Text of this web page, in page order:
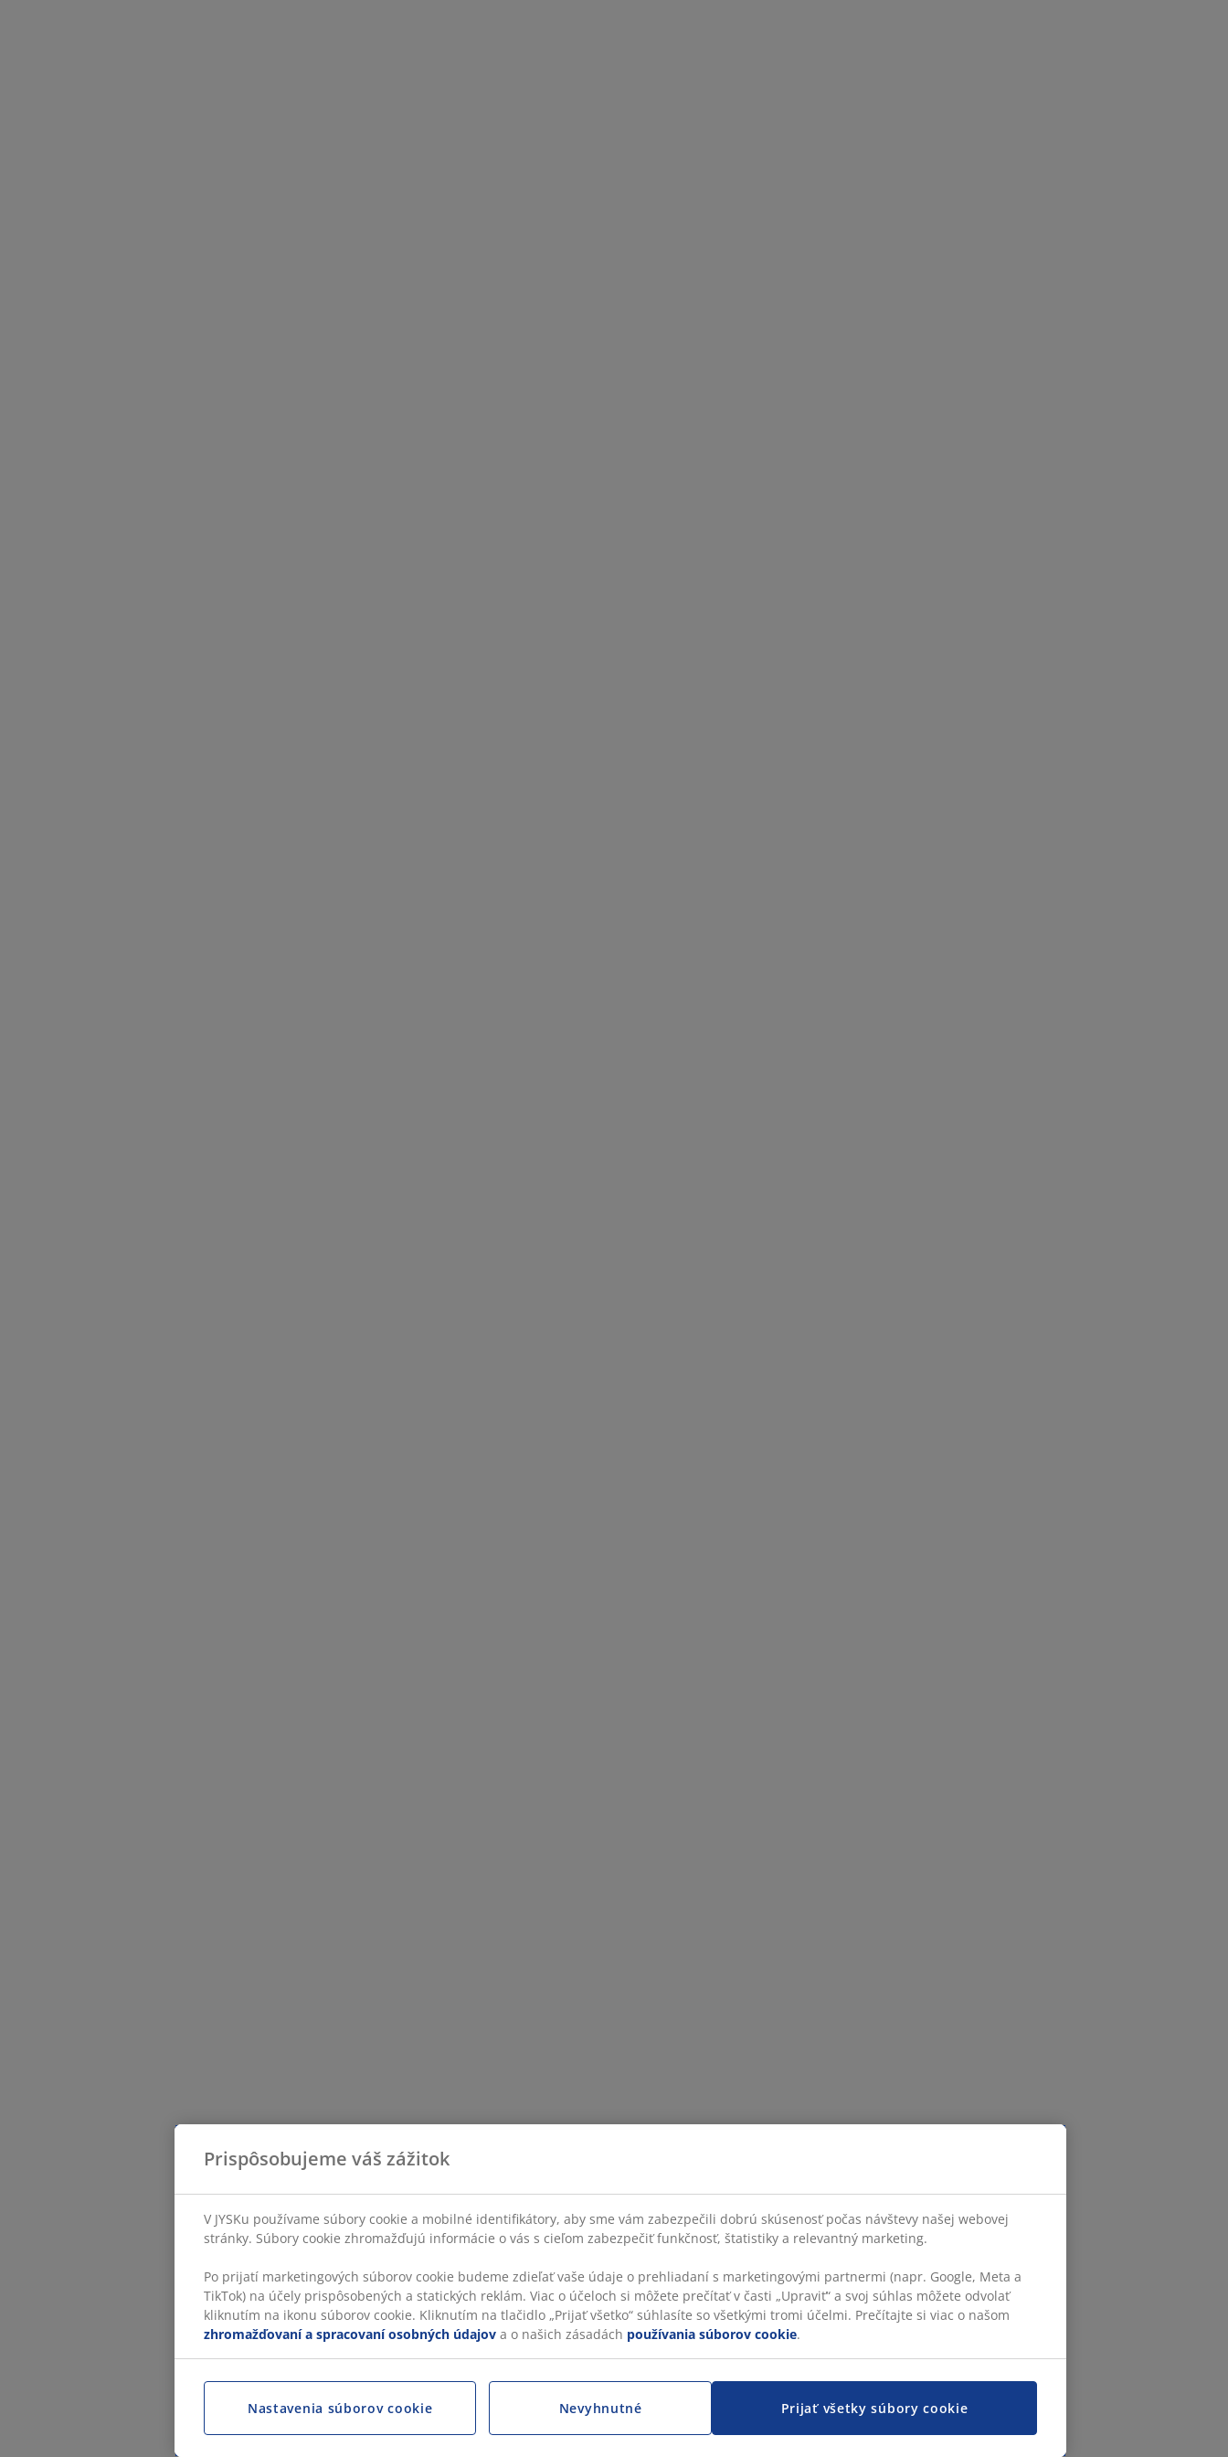
Prispôsobujeme váš zážitok
V JYSKu používame súbory cookie a mobilné identifikátory, aby sme vám zabezpečili dobrú skúsenosť počas návštevy našej webovej
stránky. Súbory cookie zhromažďujú informácie o vás s cieľom zabezpečiť funkčnosť, štatistiky a relevantný marketing.
Po prijatí marketingových súborov cookie budeme zdieľať vaše údaje o prehliadaní s marketingovými partnermi (napr. Google, Meta a
TikTok) na účely prispôsobených a statických reklám. Viac o účeloch si môžete prečítať v časti „Upraviť“ a svoj súhlas môžete odvolať
kliknutím na ikonu súborov cookie. Kliknutím na tlačidlo „Prijať všetko“ súhlasíte so všetkými tromi účelmi. Prečítajte si viac o našom
zhromažďovaní a spracovaní osobných údajov a o našich zásadách používania súborov cookie.
Prijať všetky súbory cookie
Nastavenia súborov cookie Nevyhnutné